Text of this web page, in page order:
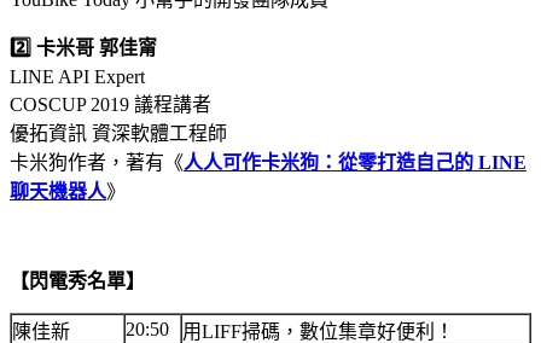
2️⃣ 卡米哥 郭佳甯
LINE API Expert
COSCUP 2019 議程講者
優拓資訊 資深軟體工程師
卡米狗作者，著有《人人可作卡米狗：從零打造自己的 LINE
聊天機器人》
【閃電秀名單】
陳佳新 20:50
用LIFF掃碼，數位集章好便利！